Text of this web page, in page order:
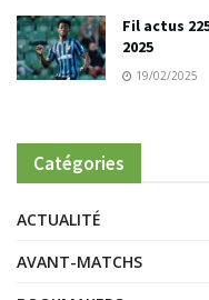
Fil actus
2025
19/02/2025
Catégories
ACTUALITÉ
AVANT-MATCHS